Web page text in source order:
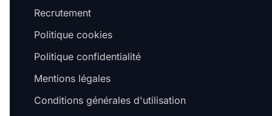
Recrutement
Politique cookies
Politique confidentialité
Mentions légales
Conditions générales d'utilisation